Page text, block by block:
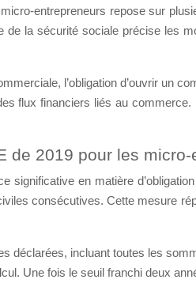
micro-entrepreneurs repose sur
Code de la sécurité sociale
l’obligation d’ouvrir
des flux financiers liés au
2019 pour les
en matière
consécutives. Cette
déclarées, incluant toutes
dans le calcul. Une fois le